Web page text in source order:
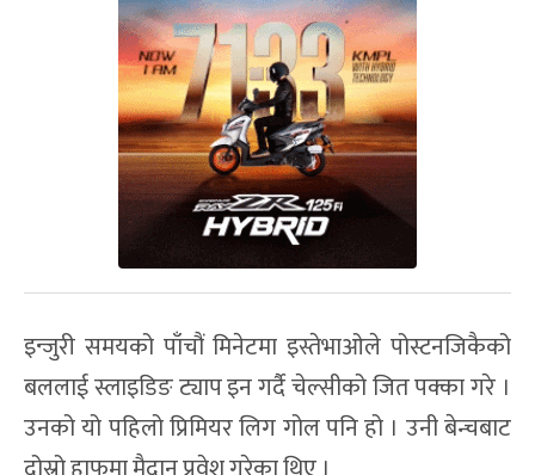
इन्जुरी समयको पाँचौं मिनेटमा इस्तेभाओले पोस्टनजिकैको
बललाई स्लाइडिङ ट्याप इन गर्दै चेल्सीको जित पक्का गरे ।
उनको यो पहिलो प्रिमियर लिग गोल पनि हो । उनी बेन्चबाट